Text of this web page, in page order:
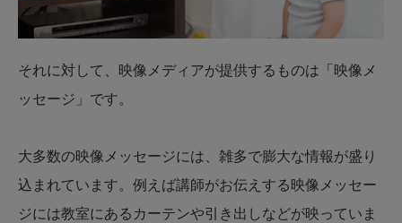
それに対して、映像メディアが提供するものは「映像メ
ッセージ」です。
大多数の映像メッセージには、雑多で膨大な情報が盛り
込まれています。例えば講師がお伝えする映像メッセー
ジには教室にあるカーテンや引き出しなどが映っていま